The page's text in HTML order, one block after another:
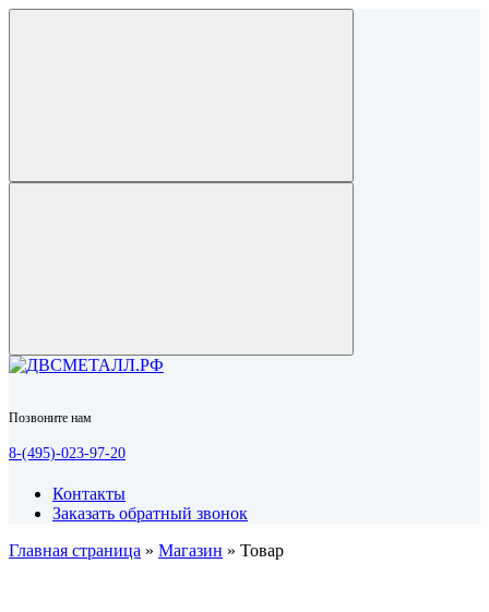
Позвоните нам
8-(495)-023-97-20
Контакты
Заказать обратный звонок
Главная страница » Магазин » Товар